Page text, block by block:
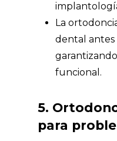
La
dental antes
funcional.
5.
para